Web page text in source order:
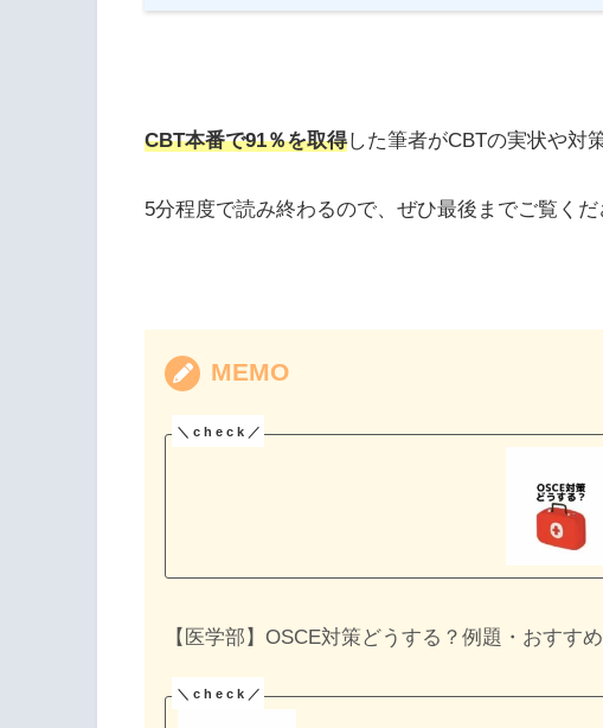
CBT本番で91％を取得した筆者がCBTの実状や対
5分程度で読み終わるので、ぜひ最後までご覧くだ
MEMO
【医学部】OSCE対策どうする？例題・おすす